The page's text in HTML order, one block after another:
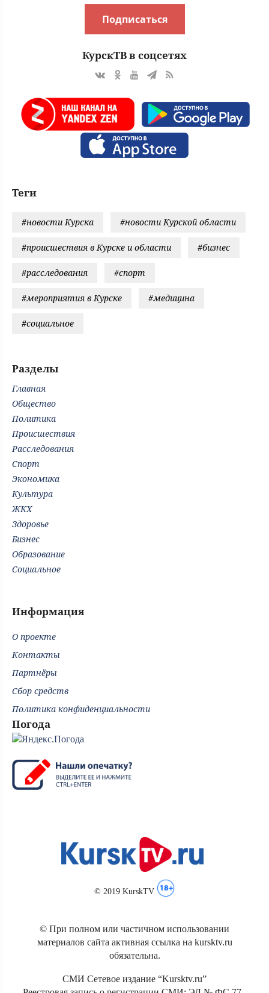
Подписаться
КурскТВ в соцсетях
Теги
#новости Курска #новости Курской области
#происшествия в Курске и области #бизнес
#расследования #спорт
#мероприятия в Курске #медицина
#социальное
Разделы
Главная
Общество
Политика
Происшествия
Расследования
Спорт
Экономика
Культура
ЖКХ
Здоровье
Бизнес
Образование
Социальное
Информация
О проекте
Контакты
Партнёры
Сбор средств
Политика конфиденциальности
Погода
© 2019 KurskTV
© При полном или частичном использовании
материалов сайта активная ссылка на kursktv.ru
обязательна.
СМИ Сетевое издание “Kursktv.ru”